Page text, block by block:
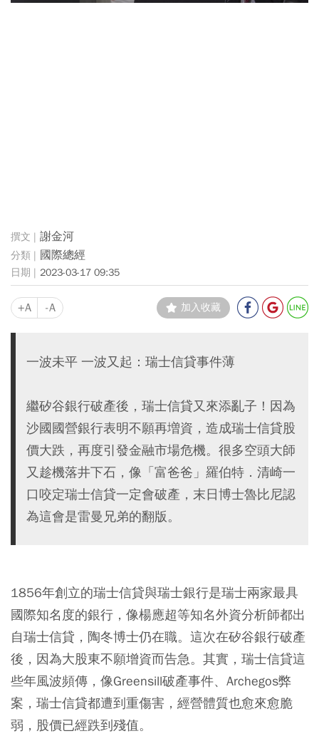
謝金河
國際總經
2023-03-17 09:35
+A -A 加入收藏
一波未平 一波又起：瑞士信貸事件薄
繼矽谷銀行破產後，瑞士信貸又來添亂子！因為
沙國國營銀行表明不願再増資，造成瑞士信貸股
價大跌，再度引發金融市場危機。很多空頭大師
又趁機落井下石，像「富爸爸」羅伯特．清崎一
口咬定瑞士信貸一定會破產，末日博士魯比尼認
為這會是雷曼兄弟的翻版。
1856年創立的瑞士信貸與瑞士銀行是瑞士兩家最具
國際知名度的銀行，像楊應超等知名外資分析師都出
自瑞士信貸，陶冬博士仍在職。這次在矽谷銀行破產
後，因為大股東不願增資而告急。其實，瑞士信貸這
些年風波頻傳，像Greensill破產事件、Archegos弊
案，瑞士信貸都遭到重傷害，經營體質也愈來愈脆
弱，股價已經跌到殘值。